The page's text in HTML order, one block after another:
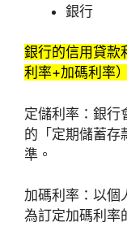
銀行
銀行的信用貸款
利率+加碼利率）
定儲利率：銀行
的「定期儲蓄存
準。
加碼利率：以個
為訂定加碼利率